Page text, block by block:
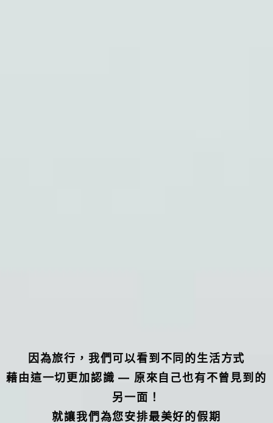
因為旅行，我們可以看到不同的生活方式
藉由這一切更加認識 — 原來自己也有不曾見到的
另一面！
就讓我們為您安排最美好的假期